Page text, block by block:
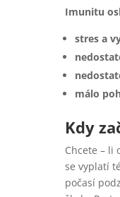
Imunitu
stres a
málo
Kdy
Chcete – li
se vyplatí
počasí